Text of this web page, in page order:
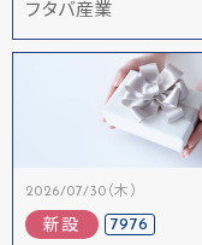
フタバ産業
2026/07/30（木）
新設 7976